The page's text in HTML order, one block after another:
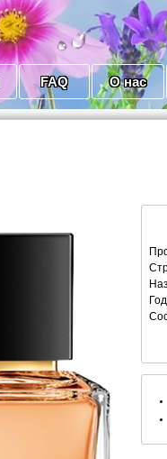
FAQ О нас